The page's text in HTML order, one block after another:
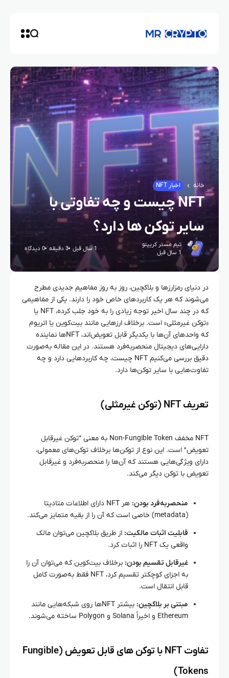
خانه اخبار NFT
NFT چیست و چه تفاوتی با
سایر توکن‌ ها دارد؟
تیم مستر کریپتو
1 سال قبل
1 سال قبل 3 دقیقه 0 دیدگاه
در دنیای رمزارزها و بلاکچین، روز به روز مفاهیم جدیدی مطرح
می‌شوند که هر یک کاربردهای خاص خود را دارند. یکی از مفاهیمی
که در چند سال اخیر توجه زیادی را به خود جلب کرده، NFT یا
«توکن غیرمثلی» است. برخلاف ارزهایی مانند بیت‌کوین یا اتریوم
که واحدهای آن‌ها با یکدیگر قابل تعویض‌اند، NFTها نماینده
دارایی‌های دیجیتال منحصربه‌فرد هستند. در این مقاله به‌صورت
دقیق بررسی می‌کنیم NFT چیست، چه کاربردهایی دارد و چه
تفاوت‌هایی با سایر توکن‌ها دارد.
تعریف NFT (توکن غیرمثلی)
NFT مخفف Non-Fungible Token به معنی “توکن غیرقابل
تعویض” است. این نوع از توکن‌ها برخلاف توکن‌های معمولی،
دارای ویژگی‌هایی هستند که آن‌ها را منحصربه‌فرد و غیرقابل
تعویض با توکن دیگر می‌کند.
منحصربه‌فرد بودن:
هر NFT دارای اطلاعات متادیتا
(metadata) خاصی است که آن را از بقیه متمایز می‌کند.
قابلیت اثبات مالکیت: از طریق بلاکچین می‌توان مالک
واقعی یک NFT را اثبات کرد.
غیرقابل تقسیم بودن: برخلاف بیت‌کوین که می‌توان آن را
به اجزای کوچکتر تقسیم کرد، NFT فقط به‌صورت کامل
قابل انتقال است.
مبتنی بر بلاکچین:
بیشتر NFTها روی شبکه‌هایی مانند
Ethereum و اخیراً Solana و Polygon ساخته می‌شوند.
تفاوت NFT با توکن‌ های قابل تعویض (Fungible
Tokens)